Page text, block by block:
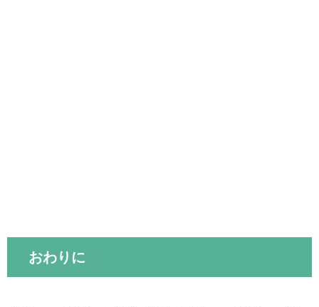
おわりに